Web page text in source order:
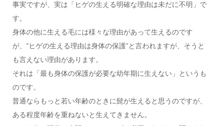
事実ですが、実は「ヒゲの生える明確な理由は未だに不明」で
す。
身体の他に生える毛には様々な理由があって生えるのです
が、”ヒゲの生える理由は身体の保護”と言われますが、そうと
も言えない理由があります。
それは「最も身体の保護が必要な幼年期に生えない」というも
のです。
普通ならもっと若い年齢のときに髭が生えると思うのですが、
ある程度年齢を重ねないと生えてきません。